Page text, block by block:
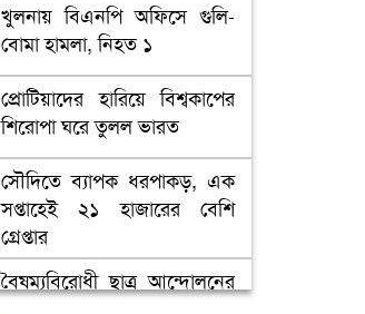
খুলনায় বিএনপি অফিসে গুলি-
বোমা হামলা, নিহত ১
প্রোটিয়াদের হারিয়ে বিশ্বকাপের
শিরোপা ঘরে তুলল ভারত
সৌদিতে ব্যাপক ধরপাকড়, এক
সপ্তাহেই ২১ হাজারের বেশি
গ্রেপ্তার
বৈষম্যবিরোধী ছাত্র আন্দোলনের